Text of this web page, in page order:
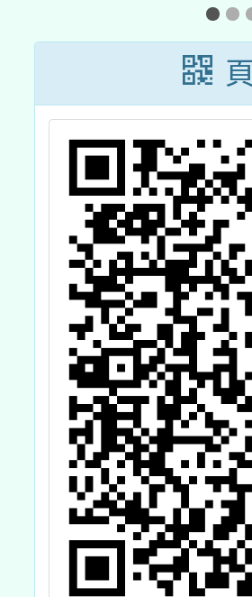
「閩南語雙語
學研習課程」